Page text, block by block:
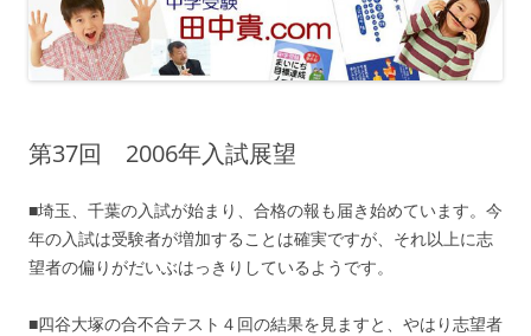
ス
キ
ッ
プ
第37回 2006年入試展望
■埼玉、千葉の入試が始まり、合格の報も届き始めています。今
年の入試は受験者が増加することは確実ですが、それ以上に志
望者の偏りがだいぶはっきりしているようです。
■四谷大塚の合不合テスト４回の結果を見ますと、やはり志望者